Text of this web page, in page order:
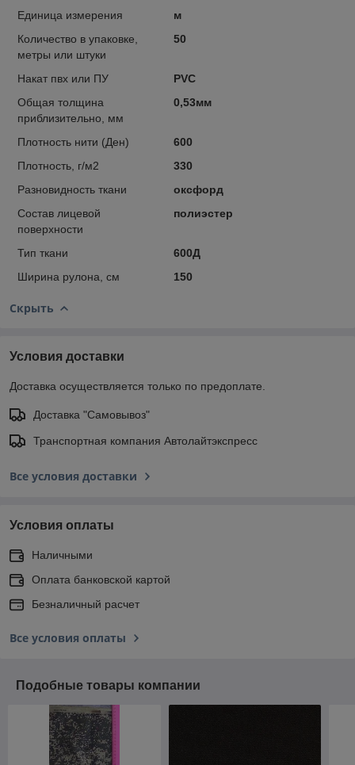
Единица измерения
м
Количество в упаковке,
метры или штуки
50
Накат пвх или ПУ
PVC
Общая толщина
приблизительно, мм
0,53мм
Плотность нити (Ден)
600
Плотность, г/м2
330
Разновидность ткани
оксфорд
Состав лицевой
поверхности
полиэстер
Тип ткани
600Д
Ширина рулона, см
150
Скрыть
Условия доставки
Доставка осуществляется только по предоплате.
Доставка "Самовывоз"
Транспортная компания Автолайтэкспресс
Все условия доставки
Условия оплаты
Наличными
Оплата банковской картой
Безналичный расчет
Все условия оплаты
Подобные товары компании